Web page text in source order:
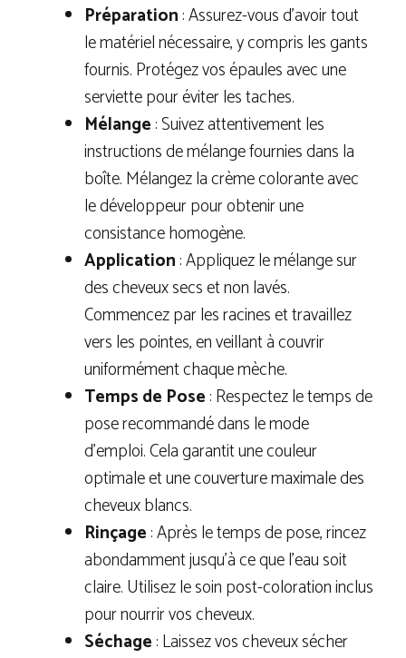
Préparation: Assurez-vous d’avoir tout
le matériel nécessaire, y compris les gants
fournis. Protégez vos épaules avec une
serviette pour éviter les taches.
Mélange: Suivez attentivement les
instructions de mélange fournies dans la
boîte. Mélangez la crème colorante avec
le développeur pour obtenir une
consistance homogène.
Application: Appliquez le mélange sur
des cheveux secs et non lavés.
Commencez par les racines et travaillez
vers les pointes, en veillant à couvrir
uniformément chaque mèche.
Temps de Pose: Respectez le temps de
pose recommandé dans le mode
d’emploi. Cela garantit une couleur
optimale et une couverture maximale des
cheveux blancs.
Rinçage: Après le temps de pose, rincez
abondamment jusqu’à ce que l’eau soit
claire. Utilisez le soin post-coloration inclus
pour nourrir vos cheveux.
Séchage: Laissez vos cheveux sécher